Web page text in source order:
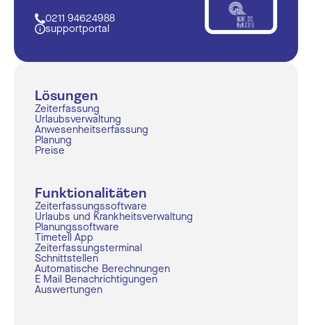
0211 94624988
supportportal
Lösungen
Zeiterfassung
Urlaubsverwaltung
Anwesenheitserfassung
Planung
Preise
Funktionalitäten
Zeiterfassungssoftware
Urlaubs und Krankheitsverwaltung
Planungssoftware
Timetell App
Zeiterfassungsterminal
Schnittstellen
Automatische Berechnungen
E Mail Benachrichtigungen
Auswertungen